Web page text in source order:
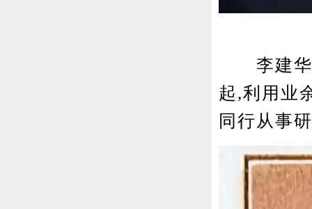
李建华,
起,利用业
同行从事